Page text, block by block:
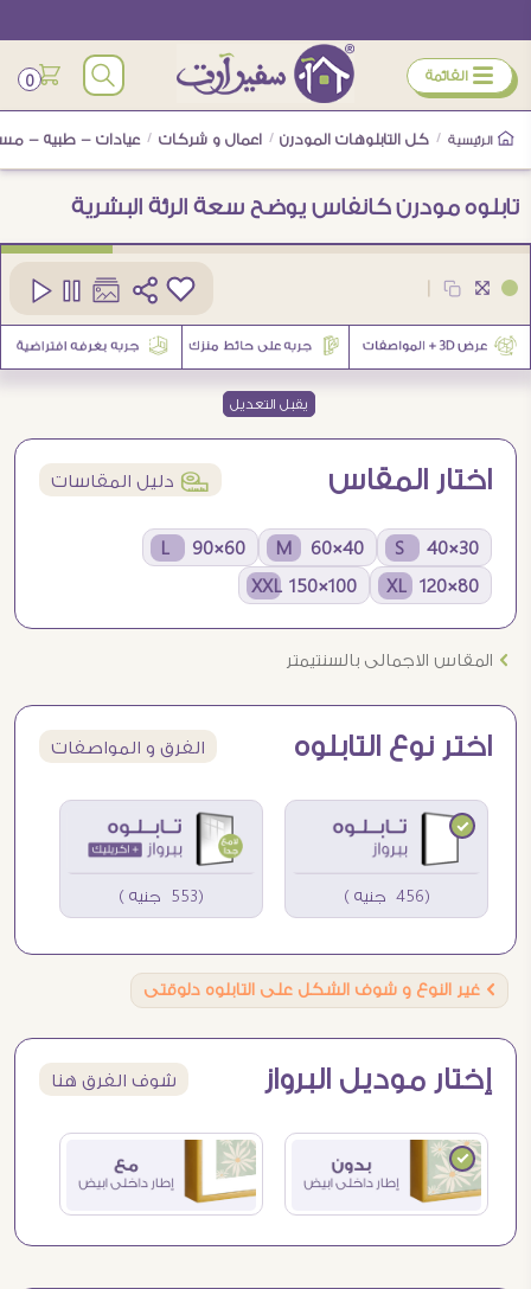
ÿ القائمة 0
الرئيسية / كل التابلوهات المودرن / اعمال و شركات / عيادات - طبيه -
تابلوه مودرن كانفاس يوضح سعة الرئة البشرية
كود
يقبل التعديل
اختار المقاس í دليل المقاسات
30×40 S
40×60 M
60×90 L
80×120 XL
100×150 XXL
Ö المقاس الاجمالى بالسنتيمتر
اختر نوع التابلوه الفرق و المواصفات
(456 جنيه ) (553 جنيه )
Ö غير النوع و شوف الشكل على التابلوه دلوقتى
إختار موديل البرواز شوف الفرق هنا